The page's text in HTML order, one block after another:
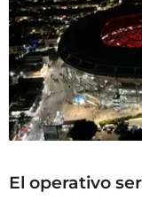
El operativo